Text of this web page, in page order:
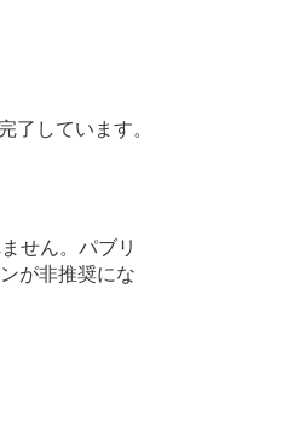
了しています。
せん。パブリ
が非推奨にな